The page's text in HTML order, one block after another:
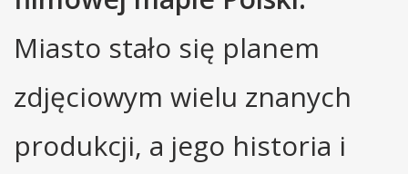
Miasto stało się planem
zdjęciowym wielu znanych
produkcji, a jego historia i